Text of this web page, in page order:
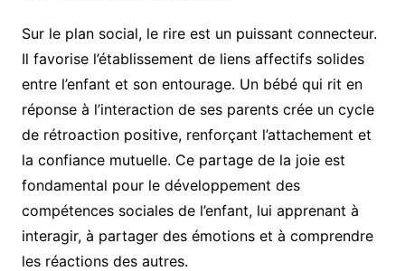
Sur le plan social, le rire est un puissant connecteur.
Il favorise l’établissement de liens affectifs solides
entre l’enfant et son entourage. Un bébé qui rit en
réponse à l’interaction de ses parents crée un cycle
de rétroaction positive, renforçant l’attachement et
la confiance mutuelle. Ce partage de la joie est
fondamental pour le développement des
compétences sociales de l’enfant, lui apprenant à
interagir, à partager des émotions et à comprendre
les réactions des autres.